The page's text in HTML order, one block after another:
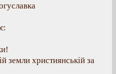
земли християнській за